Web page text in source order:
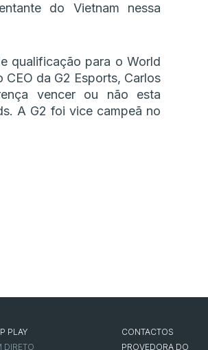
do Vietnam nessa
qualificação para o World
da G2 Esports, Carlos
vencer ou não esta
A G2 foi vice campeã no
PLAY
DIRETO
CONTACTOS
PROVEDORA DO